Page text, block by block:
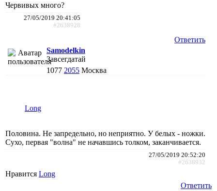
Червивых много?
27/05/2019 20:41:05
#2638928
Ответить
Samodelkin
Завсегдатай
1077 2055 Москва
Long
Половина. Не запредельно, но неприятно. У белых - ножки.
Сухо, первая "волна" не начавшись толком, заканчивается.
27/05/2019 20:52:20
#2638932
Нравится Long
Ответить